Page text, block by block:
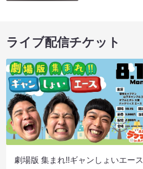
ライブ配信チケット
劇場版 集まれ!!ギャンしょいエース